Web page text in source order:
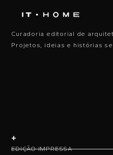
Curadoria editorial de
Projetos, ideias e histórias
+
EDIÇÃO IMPRESSA